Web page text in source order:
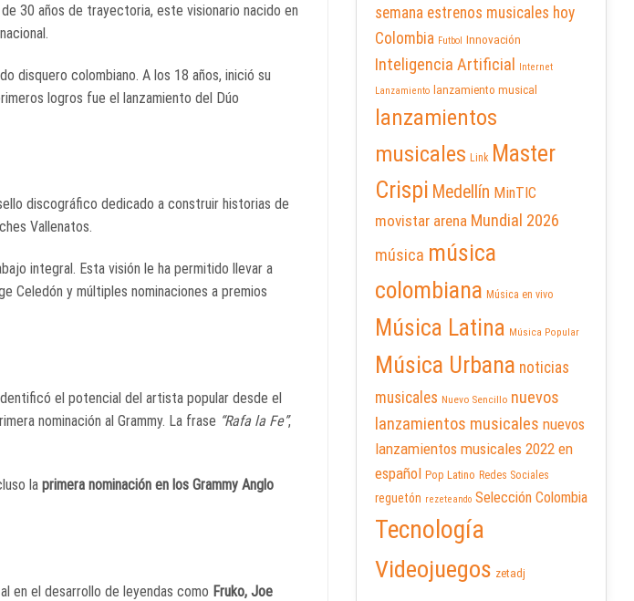
30 años de trayectoria, este visionario nacido en
disquero colombiano. A los 18 años, inició su
logros fue el lanzamiento del Dúo
discográfico dedicado a construir historias de
Vallenatos.
integral. Esta visión le ha permitido llevar a
Celedón y múltiples nominaciones a premios
el potencial del artista popular desde el
nominación al Grammy. La frase “Rafa la Fe”,
la primera nominación en los Grammy Anglo
en el desarrollo de leyendas como Fruko, Joe
semana estrenos musicales hoy
Colombia Futbol Innovación
Inteligencia Artificial
Internet
Lanzamiento
lanzamiento musical
lanzamientos
musicales Link Master
Crispi Medellín MinTIC
movistar arena Mundial 2026
música música
colombiana Música en vivo
Música Latina Música Popular
Música Urbana noticias
musicales Nuevo Sencillo nuevos
lanzamientos musicales nuevos
lanzamientos musicales 2022 en
español Pop Latino Redes Sociales
reguetón rezeteando Selección Colombia
Tecnología
Videojuegos zetadj